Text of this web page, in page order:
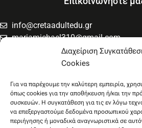
Διαχείριση
Cookies
Για να παρέχουμε την καλύτερη εμπειρία,
όπως cookies για την αποθήκευση ή/και την
συσκευών. Η συγκατάθεση για τις εν λόγω
να επεξεργαστούμε δεδομένα προσωπικού
περιήγησης ή μοναδικά αναγνωριστικά σε
info@cretaadultedu.gr
mariamichael310@gmail.com